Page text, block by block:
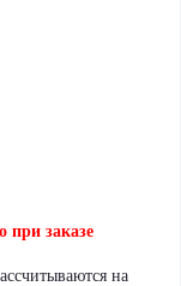
при заказе
на